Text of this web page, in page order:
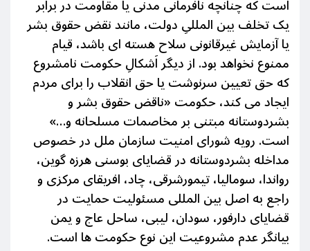
است که چنانچه نافرمانی مدنی یا مقاومت در برابر
یک تخلف بین المللیِ دولت، مانند نقض حقوق بشر
یا آزمایش غیرقانونی سلاح هسته ای باشد، قیام
ممنوع نخواهد بود.از دیگر اَشکالِ حکومت نامشروع
که حق تعیین سرنوشت یا حق انقلاب را برای مردم
ایجاد می کند،حکومت «ناقض حقوق بشر و
بشردوستانه مبتنی بر مخاصمات مسلحانه و…»
است.رویه شورای امنیت سازمان ملل در خصوص
مداخله بشردوستانه در قضایای بوسنی هرزه گوین،
رواندا، سومالیا، تیمورشرقی، چاد، افریقای مرکزی و
راجع به اصل بین المللی مسئولیت حمایت در
قضایای دارفور، سودان، لیبی، ساحل عاج و یمن
بیانگر عدم مشروعیت این نوع حکومت ها است.